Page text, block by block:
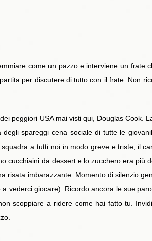
come un pazzo e interviene un frate
per discutere di tutto con il frate. Non
peggiori USA mai visti qui, Douglas Cook.
spareggi cena sociale di tutte le
a tutti noi in modo greve e triste, il
cucchiaini da dessert e lo zucchero era più
risata imbarazzante. Momento di silenzio
vederci giocare). Ricordo ancora le sue
scoppiare a ridere come hai fatto tu.